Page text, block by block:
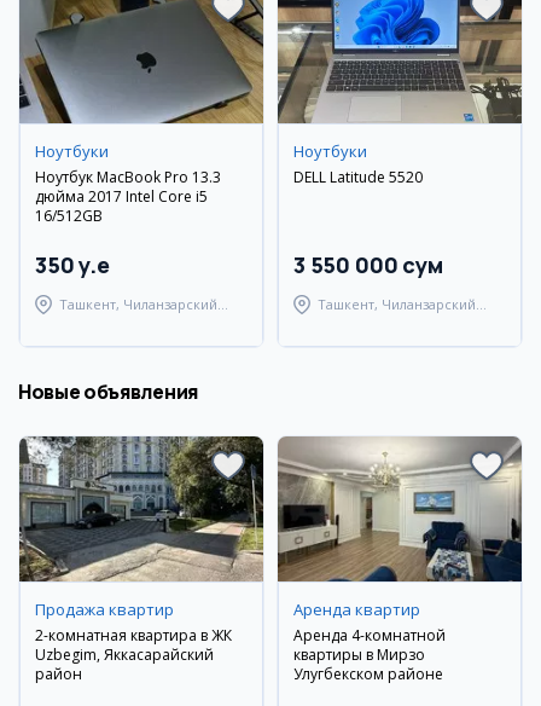
Ноутбуки
Ноутбук MacBook Pro 13.3
дюйма 2017 Intel Core i5
16/512GB
350 y.e
Ташкент, Чиланзарский
Ноутбуки
DELL Latitude 5520
3 550 000 сум
Ташкент, Чиланзарский
Новые объявления
Продажа квартир
2-комнатная квартира в ЖК
Uzbegim, Яккасарайский
район
Аренда квартир
Аренда 4-комнатной
квартиры в Мирзо
Улугбекском районе